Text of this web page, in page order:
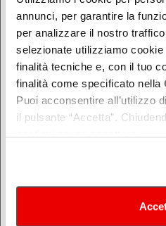
annunci, per garantire la
per analizzare il nostro
selezionate utilizziamo
finalità tecniche e, con il tuo
finalità come specificato nella
Puoi acconsentire all’utilizzo
il pulsante “Accetta”.
DOVE
Bologna
Ferrara
Forlì-Cesena